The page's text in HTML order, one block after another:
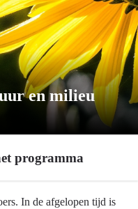
en milieu
programma
In de afgelopen tijd is